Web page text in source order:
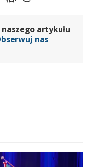
artykułu
nas